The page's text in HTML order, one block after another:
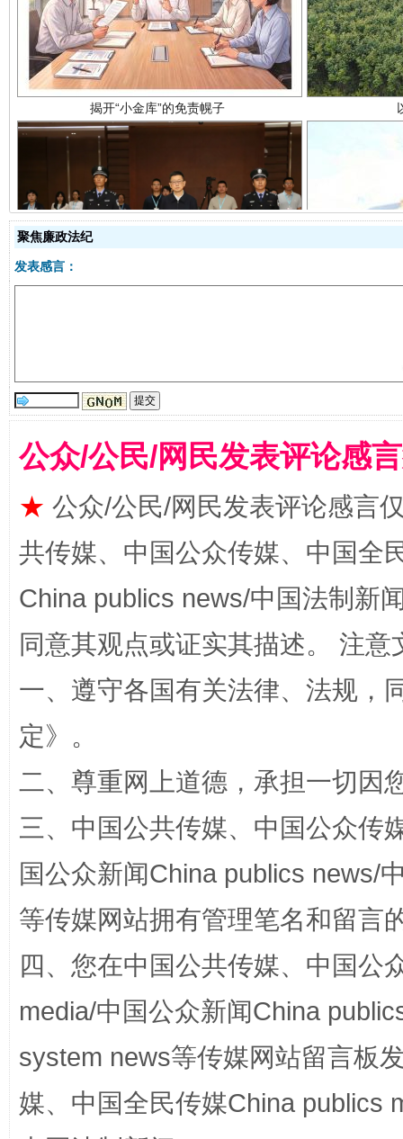
受贿1.44亿！段成刚被判无期
国家大学科技园优化重塑工作
聚焦廉政法纪
发表感言：
公众/公民/网民发表评论感
★ 公众/公民/网民发表评论感言
共传媒、中国公众传媒、中国全
China publics news/中国法制新
同意其观点或证实其描述。 注
一、遵守各国有关法律、法规，
定》。
二、尊重网上道德，承担一切因
三、中国公共传媒、中国公众传
国公众新闻China publics news/
等传媒网站拥有管理笔名和留言
四、您在中国公共传媒、中国公
media/中国公众新闻China
system news等传媒网站留言板
媒、中国全民传媒China publics